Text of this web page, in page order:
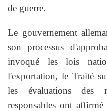
de guerre.
Le gouvernement
son processus
invoqué les lois
l'exportation, le Traité
les évaluations des
responsables ont